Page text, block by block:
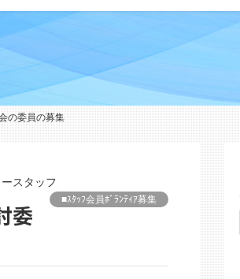
の委員の募集
スタッフ
■ｽﾀｯﾌ会員ﾎﾞﾗﾝﾃｨｱ募集